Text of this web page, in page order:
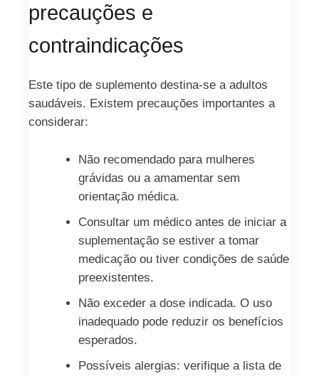
precauções e
contraindicações
Este tipo de suplemento destina-se a adultos
saudáveis. Existem precauções importantes a
considerar:
Não recomendado para mulheres
grávidas ou a amamentar sem
orientação médica.
Consultar um médico antes de iniciar a
suplementação se estiver a tomar
medicação ou tiver condições de saúde
preexistentes.
Não exceder a dose indicada. O uso
inadequado pode reduzir os benefícios
esperados.
Possíveis alergias: verifique a lista de